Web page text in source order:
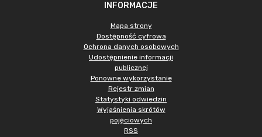
INFORMACJE
Mapa strony
Dostępność cyfrowa
Ochrona danych osobowych
Udostępnienie informacji
publicznej
Ponowne wykorzystanie
Rejestr zmian
Statystyki odwiedzin
Wyjaśnienia skrótów
pojęciowych
RSS